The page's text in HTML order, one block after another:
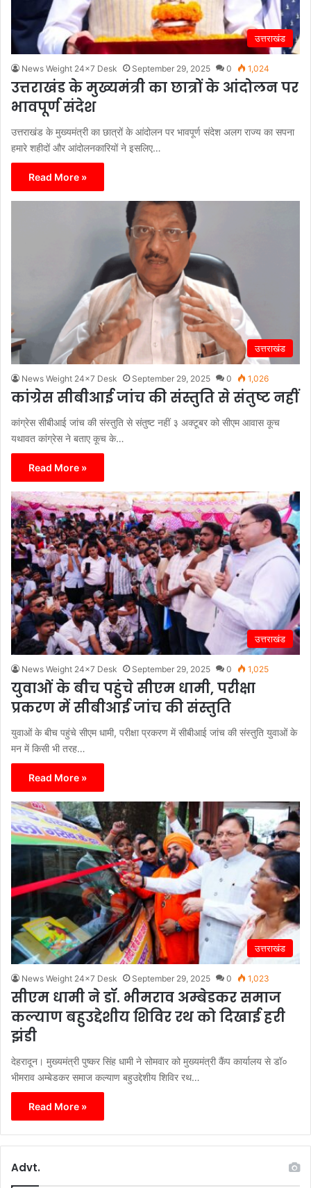
उत्तराखंड
News Weight 24x7 Desk September 29, 2025 0 1,024
उत्तराखंड के मुख्यमंत्री का छात्रों के आंदोलन पर
भावपूर्ण संदेश
उत्तराखंड के मुख्यमंत्री का छात्रों के आंदोलन पर भावपूर्ण संदेश अलग राज्य का सपना
हमारे शहीदों और आंदोलनकारियों ने इसलिए…
Read More »
उत्तराखंड
News Weight 24x7 Desk September 29, 2025 0 1,026
कांग्रेस सीबीआई जांच की संस्तुति से संतुष्ट नहीं
कांग्रेस सीबीआई जांच की संस्तुति से संतुष्ट नहीं ३ अक्टूबर को सीएम आवास कूच
यथावत कांग्रेस ने बताए कूच के…
Read More »
उत्तराखंड
News Weight 24x7 Desk September 29, 2025 0 1,025
युवाओं के बीच पहुंचे सीएम धामी, परीक्षा
प्रकरण में सीबीआई जांच की संस्तुति
युवाओं के बीच पहुंचे सीएम धामी, परीक्षा प्रकरण में सीबीआई जांच की संस्तुति युवाओं के
मन में किसी भी तरह…
Read More »
उत्तराखंड
News Weight 24x7 Desk September 29, 2025 0 1,023
सीएम धामी ने डॉ. भीमराव अम्बेडकर समाज
कल्याण बहुउद्देशीय शिविर रथ को दिखाई हरी
झंडी
देहरादून। मुख्यमंत्री पुष्कर सिंह धामी ने सोमवार को मुख्यमंत्री कैंप कार्यालय से डॉ०
भीमराव अम्बेडकर समाज कल्याण बहुउद्देशीय शिविर रथ…
Read More »
Advt.